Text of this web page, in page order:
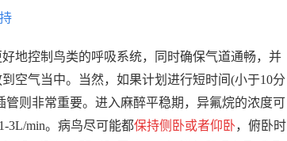
地控制鸟类的呼吸系统，同时确保气道通畅，并
空气当中。当然，如果计划进行短时间(小于10分
则非常重要。进入麻醉平稳期，异氟烷的浓度可
3L/min。病鸟尽可能都保持侧卧或者仰卧，俯卧时